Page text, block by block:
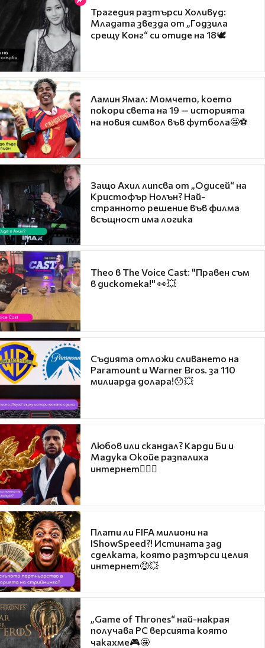
Трагедия разтърси Холивуд:
Младата звезда от „Годзила
срещу Конг“ си отиде на 18🕊️
Ламин Ямал: Момчето, което
покори света на 19 — историята
на новия символ във футбола🤩⚽
Защо Ахил липсва от „Одисей“ на
Кристофър Нолън? Най-
странното решение във филма
всъщност има логика
Theo в The Voice Cast: "Правен съм
в дискотека!" 👀💥
Съдията отложи сливането на
Paramount и Warner Bros. за 110
милиарда долара!😯💥
Любов или скандал? Карди Би и
Мадука Окойе разпалиха
интернет❤️‍🔥🔥
Плати ли FIFA милиони на
IShowSpeed?! Истината зад
сделката, която разтърси целия
интернет🤑💥
„Game of Thrones“ най-накрая
получава PC версията която
чакахме🎮🤩